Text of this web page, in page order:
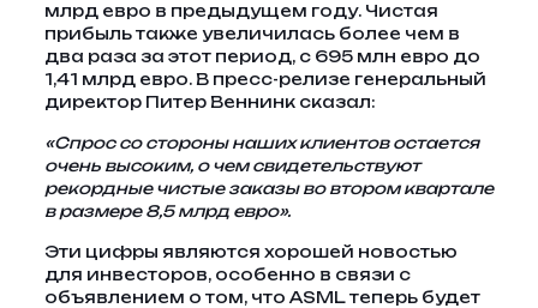
млрд евро в предыдущем году. Чистая
прибыль также увеличилась более чем в
два раза за этот период, с 695 млн евро до
1,41 млрд евро. В пресс-релизе генеральный
директор Питер Веннинк сказал:
«Спрос со стороны наших клиентов остается
очень высоким, о чем свидетельствуют
рекордные чистые заказы во втором квартале
в размере 8,5 млрд евро».
Эти цифры являются хорошей новостью
для инвесторов, особенно в связи с
объявлением о том, что ASML теперь будет